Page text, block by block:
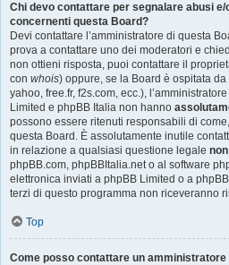
Chi devo contattare per segnalare abusi e/
concernenti questa Board?
Devi contattare l’amministratore di questa
prova a contattare uno dei moderatori e
non ottieni risposta, puoi contattare il
con whois) oppure, se la Board è ospitata
yahoo, free.fr, f2s.com, ecc.),
Limited e phpBB Italia non hanno
possono essere ritenuti responsabili di
questa Board. È assolutamente inutile
in relazione a qualsiasi questione legale
phpBB.com, phpBBItalia.net o al software
elettronica inviati a phpBB Limited o a
terzi di questo programma non riceveranno
Top
Come posso contattare un amministratore